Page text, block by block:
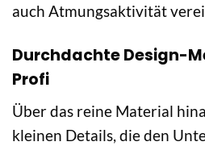
auch Atmungsaktivität
Durchdachte Design-
Profi
Über das reine Material
kleinen Details, die den